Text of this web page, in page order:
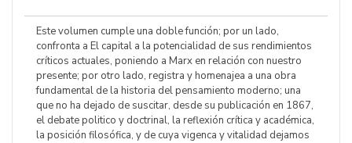
Este volumen cumple una doble función; por un lado,
confronta a El capital a la potencialidad de sus rendimientos
críticos actuales, poniendo a Marx en relación con nuestro
presente; por otro lado, registra y homenajea a una obra
fundamental de la historia del pensamiento moderno; una
que no ha dejado de suscitar, desde su publicación en 1867,
el debate politico y doctrinal, la reflexión crítica y académica,
la posición filosófica, y de cuya vigenca y vitalidad dejamos